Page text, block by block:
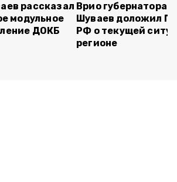
рассказал
модульное
ДОКБ
Врио губернатора
Шуваев доложил
РФ о текущей
регионе